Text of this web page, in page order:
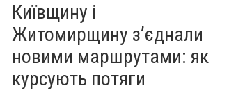
Київщину і
Житомирщину з’єднали
новими маршрутами: як
курсують потяги